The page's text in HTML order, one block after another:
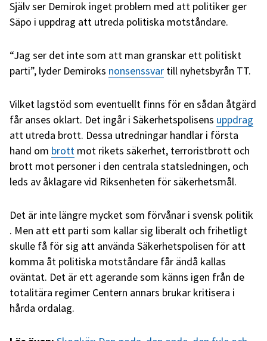
Själv ser Demirok inget problem med att politiker ger
Säpo i uppdrag att utreda politiska motståndare.
“Jag ser det inte som att man granskar ett politiskt
parti”, lyder Demiroks nonsenssvar till nyhetsbyrån TT.
Vilket lagstöd som eventuellt finns för en sådan åtgärd
får anses oklart. Det ingår i Säkerhetspolisens uppdrag
att utreda brott. Dessa utredningar handlar i första
hand om brott mot rikets säkerhet, terroristbrott och
brott mot personer i den centrala statsledningen, och
leds av åklagare vid Riksenheten för säkerhetsmål.
Det är inte längre mycket som förvånar i svensk politik
. Men att ett parti som kallar sig liberalt och frihetligt
skulle få för sig att använda Säkerhetspolisen för att
komma åt politiska motståndare får ändå kallas
oväntat. Det är ett agerande som känns igen från de
totalitära regimer Centern annars brukar kritisera i
hårda ordalag.